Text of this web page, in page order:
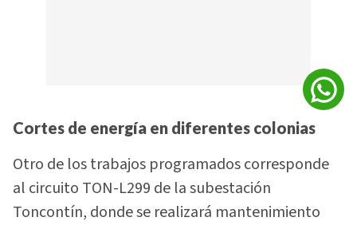
Cortes de energía en diferentes colonias
Otro de los trabajos programados corresponde
al circuito TON-L299 de la subestación
Toncontín, donde se realizará mantenimiento